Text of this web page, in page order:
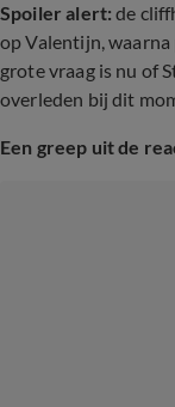
Spoiler alert:de
op Valentijn,
grote vraag is nu of
overleden bij dit
Een greep uit de